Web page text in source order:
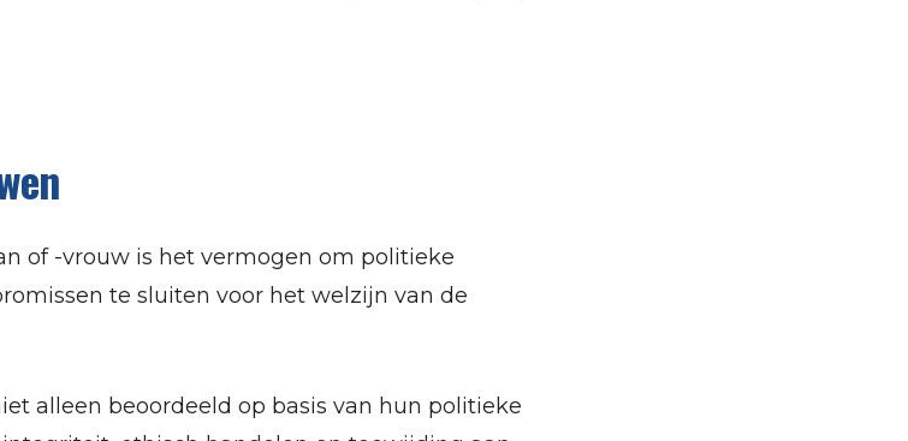
of -vrouw is het vermogen om politieke
te sluiten voor het welzijn van de
alleen beoordeeld op basis van hun politieke